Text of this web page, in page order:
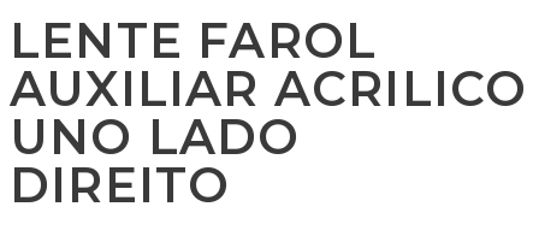
LENTE FAROL
AUXILIAR ACRILICO
UNO LADO
DIREITO